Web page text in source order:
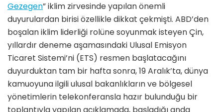
Gezegen” iklim zirvesinde yapılan önemli
duyurulardan birisi özellikle dikkat çekmişti. ABD’den
boşalan iklim liderliği rolüne soyunmak isteyen Çin,
yıllardır deneme aşamasındaki Ulusal Emisyon
Ticaret Sistemi’ni (ETS) resmen başlatacağını
duyurduktan tam bir hafta sonra, 19 Aralık’ta, dünya
kamuoyuna ilgili ulusal bakanlıkların ve bölgesel
yönetimlerin telekonferansla hazır bulunduğu bir